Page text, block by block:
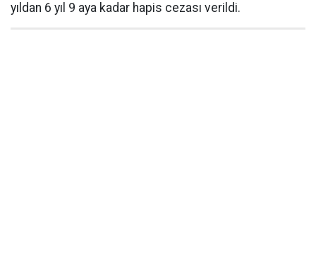
yıldan 6 yıl 9 aya kadar hapis cezası verildi.